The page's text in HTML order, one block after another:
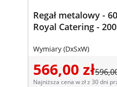
Regał metalowy -
Royal Catering -
Wymiary (DxSxW)
566,00 zł
Najniższa cena w zł z 30 dni